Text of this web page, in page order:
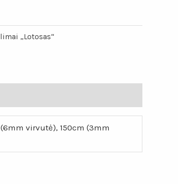
„Lotosas“
virvutė), 150cm (3mm